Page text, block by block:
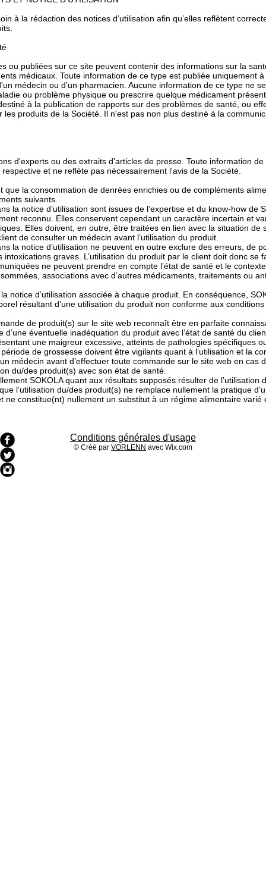
à la rédaction des notices d’utilisation afin qu’elles reflètent
ou publiées sur ce site peuvent contenir des informations sur la
médicaux. Toute information de ce type est publiée uniquement
médecin ou d'un pharmacien. Aucune information de ce type ne
ou problème physique ou prescrire quelque médicament
à la publication de rapports sur des problèmes de santé, ou
les produits de la Société. Il n'est pas non plus destiné à la
d'experts ou des extraits d'articles de presse. Toute information
et ne reflète pas nécessairement l'avis de la Société.
que la consommation de denrées enrichies ou de compléments
suivants.
la notice d’utilisation sont issues de l’expertise et du know-how de
reconnu. Elles conservent cependant un caractère incertain et
Elles doivent, en outre, être traitées en lien avec la situation de
de consulter un médecin avant l’utilisation du produit.
la notice d’utilisation ne peuvent en outre exclure des erreurs, de
graves. L’utilisation du produit par le client doit donc se
ne peuvent prendre en compte l’état de santé et le
associations avec d’autres médicaments, traitements ou
notice d’utilisation associée à chaque produit. En conséquence,
résultant d’une utilisation du produit non conforme aux
de produit(s) sur le site web reconnaît être en parfaite
d’une éventuelle inadéquation du produit avec l’état de santé du
une maigreur excessive, atteints de pathologies spécifiques
de grossesse doivent être vigilants quant à l’utilisation et la
médecin avant d’effectuer toute commande sur le site web en cas
du/des produit(s) avec son état de santé.
SOKOLA quant aux résultats supposés résulter de l’utilisation
l’utilisation du/des produit(s) ne remplace nullement la pratique
ne constitue(nt) nullement un substitut à un régime alimentaire varié
Conditions générales d'usage
© Créé par VORLENN avec Wix.com